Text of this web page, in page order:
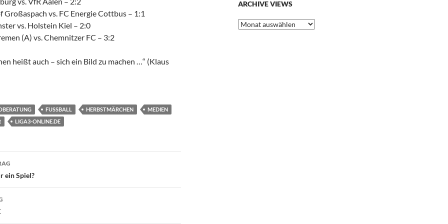
Großaspach vs. FC Energie Cottbus – 1:1
vs. Holstein Kiel – 2:0
(A) vs. Chemnitzer FC – 3:2
heißt auch – sich ein Bild zu machen …“ (Klaus
FUSSBALL HERBSTMÄRCHEN
MEDIEN
LIGA3-ONLINE.DE
ein Spiel?
ARCHIVE VIEWS
Archive
Views